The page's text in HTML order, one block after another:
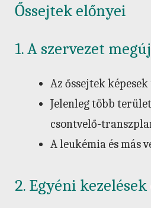
Őssejtek előnyei
1. A szervezet
Az őssejtek
Jelenleg több
csontvelő-
A leukémia és más
2. Egyéni